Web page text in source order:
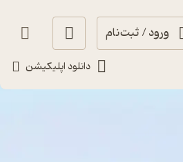
ورود / ثبت‌نام
دانلود اپلیکیشن